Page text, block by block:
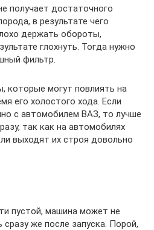
получает достаточного
в результате чего
держать обороты,
глохнуть. Тогда нужно
фильтр.
которые могут повлиять на
его холостого хода. Если
с автомобилем ВАЗ, то лучше
так как на автомобилях
выходят их строя довольно
пустой, машина может не
сразу же после запуска. Порой,